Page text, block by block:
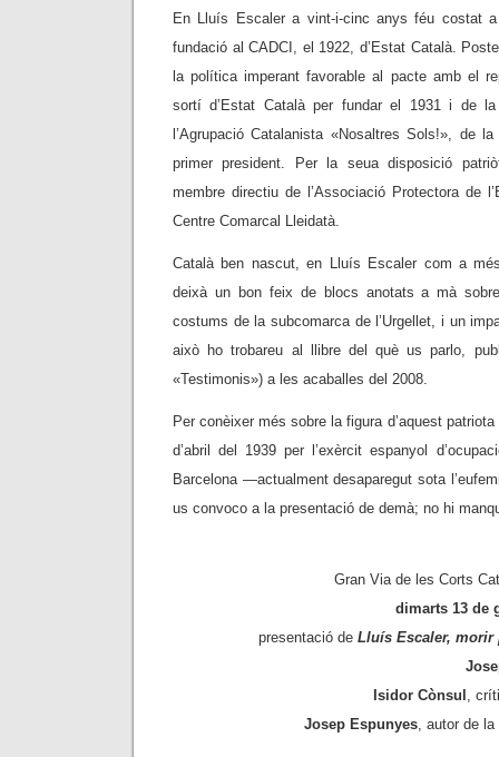
En Lluís Escaler a vint-i-cinc anys féu costat
fundació al CADCI, el 1922, d’Estat Català.
la política imperant favorable al pacte amb el
sortí d’Estat Català per fundar el 1931 i de la
l’Agrupació Catalanista «Nosaltres Sols!», de
primer president. Per la seua disposició
membre directiu de l’Associació Protectora de
Centre Comarcal Lleidatà.
Català ben nascut, en Lluís Escaler com a
deixà un bon feix de blocs anotats a mà
costums de la subcomarca de l’Urgellet, i un
això ho trobareu al llibre del què us parlo,
«Testimonis») a les acaballes del 2008.
Per conèixer més sobre la figura d’aquest
d’abril del 1939 per l’exèrcit espanyol
Barcelona —actualment desaparegut sota
us convoco a la presentació de demà; no hi
Gran Via de les Corts
dimarts 13 de
presentació de Lluís Escaler, morir
Isidor Cònsul ,
Josep Espunyes, autor de la